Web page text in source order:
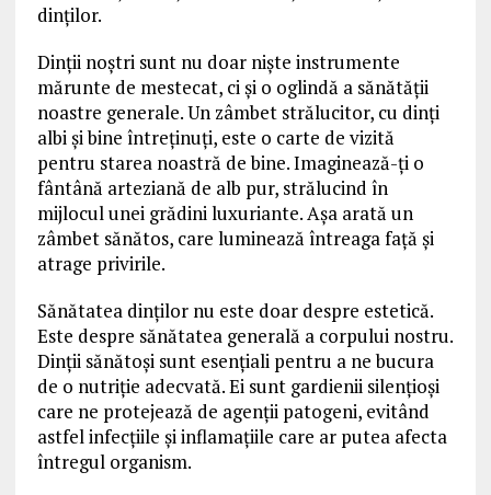
dinților.
Dinții noștri sunt nu doar niște instrumente
mărunte de mestecat, ci și o oglindă a sănătății
noastre generale. Un zâmbet strălucitor, cu dinți
albi și bine întreținuți, este o carte de vizită
pentru starea noastră de bine. Imaginează-ți o
fântână arteziană de alb pur, strălucind în
mijlocul unei grădini luxuriante. Așa arată un
zâmbet sănătos, care luminează întreaga față și
atrage privirile.
Sănătatea dinților nu este doar despre estetică.
Este despre sănătatea generală a corpului nostru.
Dinții sănătoși sunt esențiali pentru a ne bucura
de o nutriție adecvată. Ei sunt gardienii silențioși
care ne protejează de agenții patogeni, evitând
astfel infecțiile și inflamațiile care ar putea afecta
întregul organism.